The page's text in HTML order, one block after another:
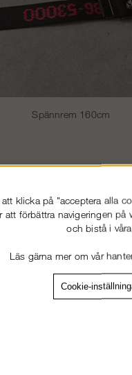
Spännrem 160cm
53 000
Service
leverans
smådelarna på våra trailers.
klicka på "acceptera alla
att förbättra navigeringen på
och bistå i
Läs gärna mer om vår
Cookie-
VÄNLIGEN VÄLJ